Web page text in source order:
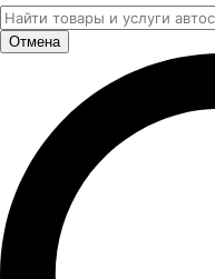
Отмена